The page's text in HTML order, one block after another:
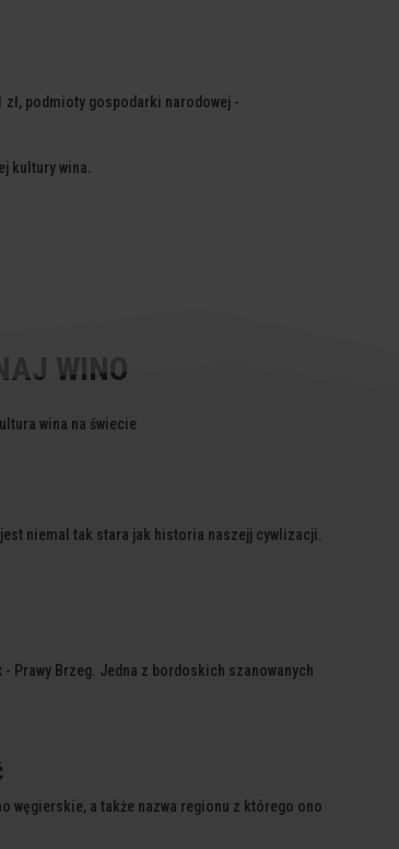
podmioty gospodarki narodowej -
kultury wina.
WINO
wina na świecie
niemal tak stara jak historia naszejj cywlizacji.
- Prawy Brzeg. Jedna z bordoskich szanowanych
węgierskie, a także nazwa regionu z którego ono